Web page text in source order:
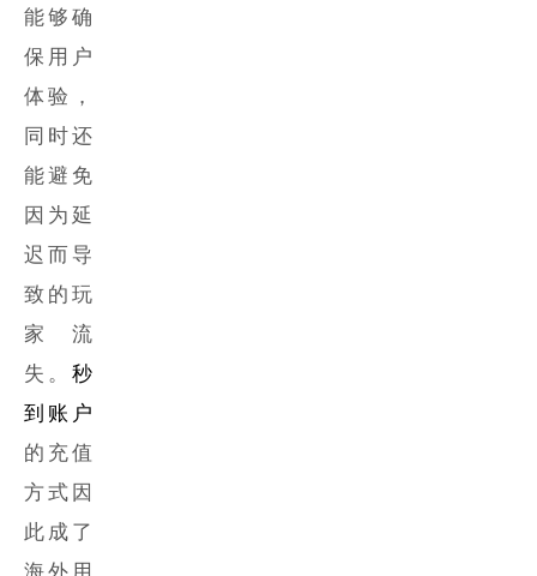
能够确
保用户
体验，
同时还
能避免
因为延
迟而导
致的玩
家流
失。 秒
到账户
的充值
方式因
此成了